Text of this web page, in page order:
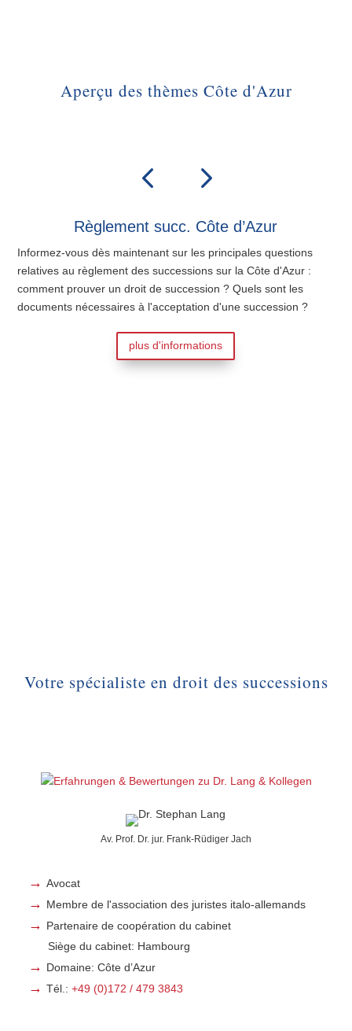
Aperçu des thèmes Côte d'Azur
Règlement succ. Côte d’Azur
Informez-vous dès maintenant sur les principales questions
relatives au règlement des successions sur la Côte d'Azur :
comment prouver un droit de succession ? Quels sont les
documents nécessaires à l'acceptation d'une succession ?
plus d'informations
Votre spécialiste en droit des successions
Av. Prof. Dr. jur. Frank-Rüdiger Jach
Avocat
Membre de l'association des juristes italo-allemands
Partenaire de coopération du cabinet
Siège du cabinet: Hambourg
Domaine: Côte d’Azur
Tél.:+49 (0)‭172 / 479 3843‬